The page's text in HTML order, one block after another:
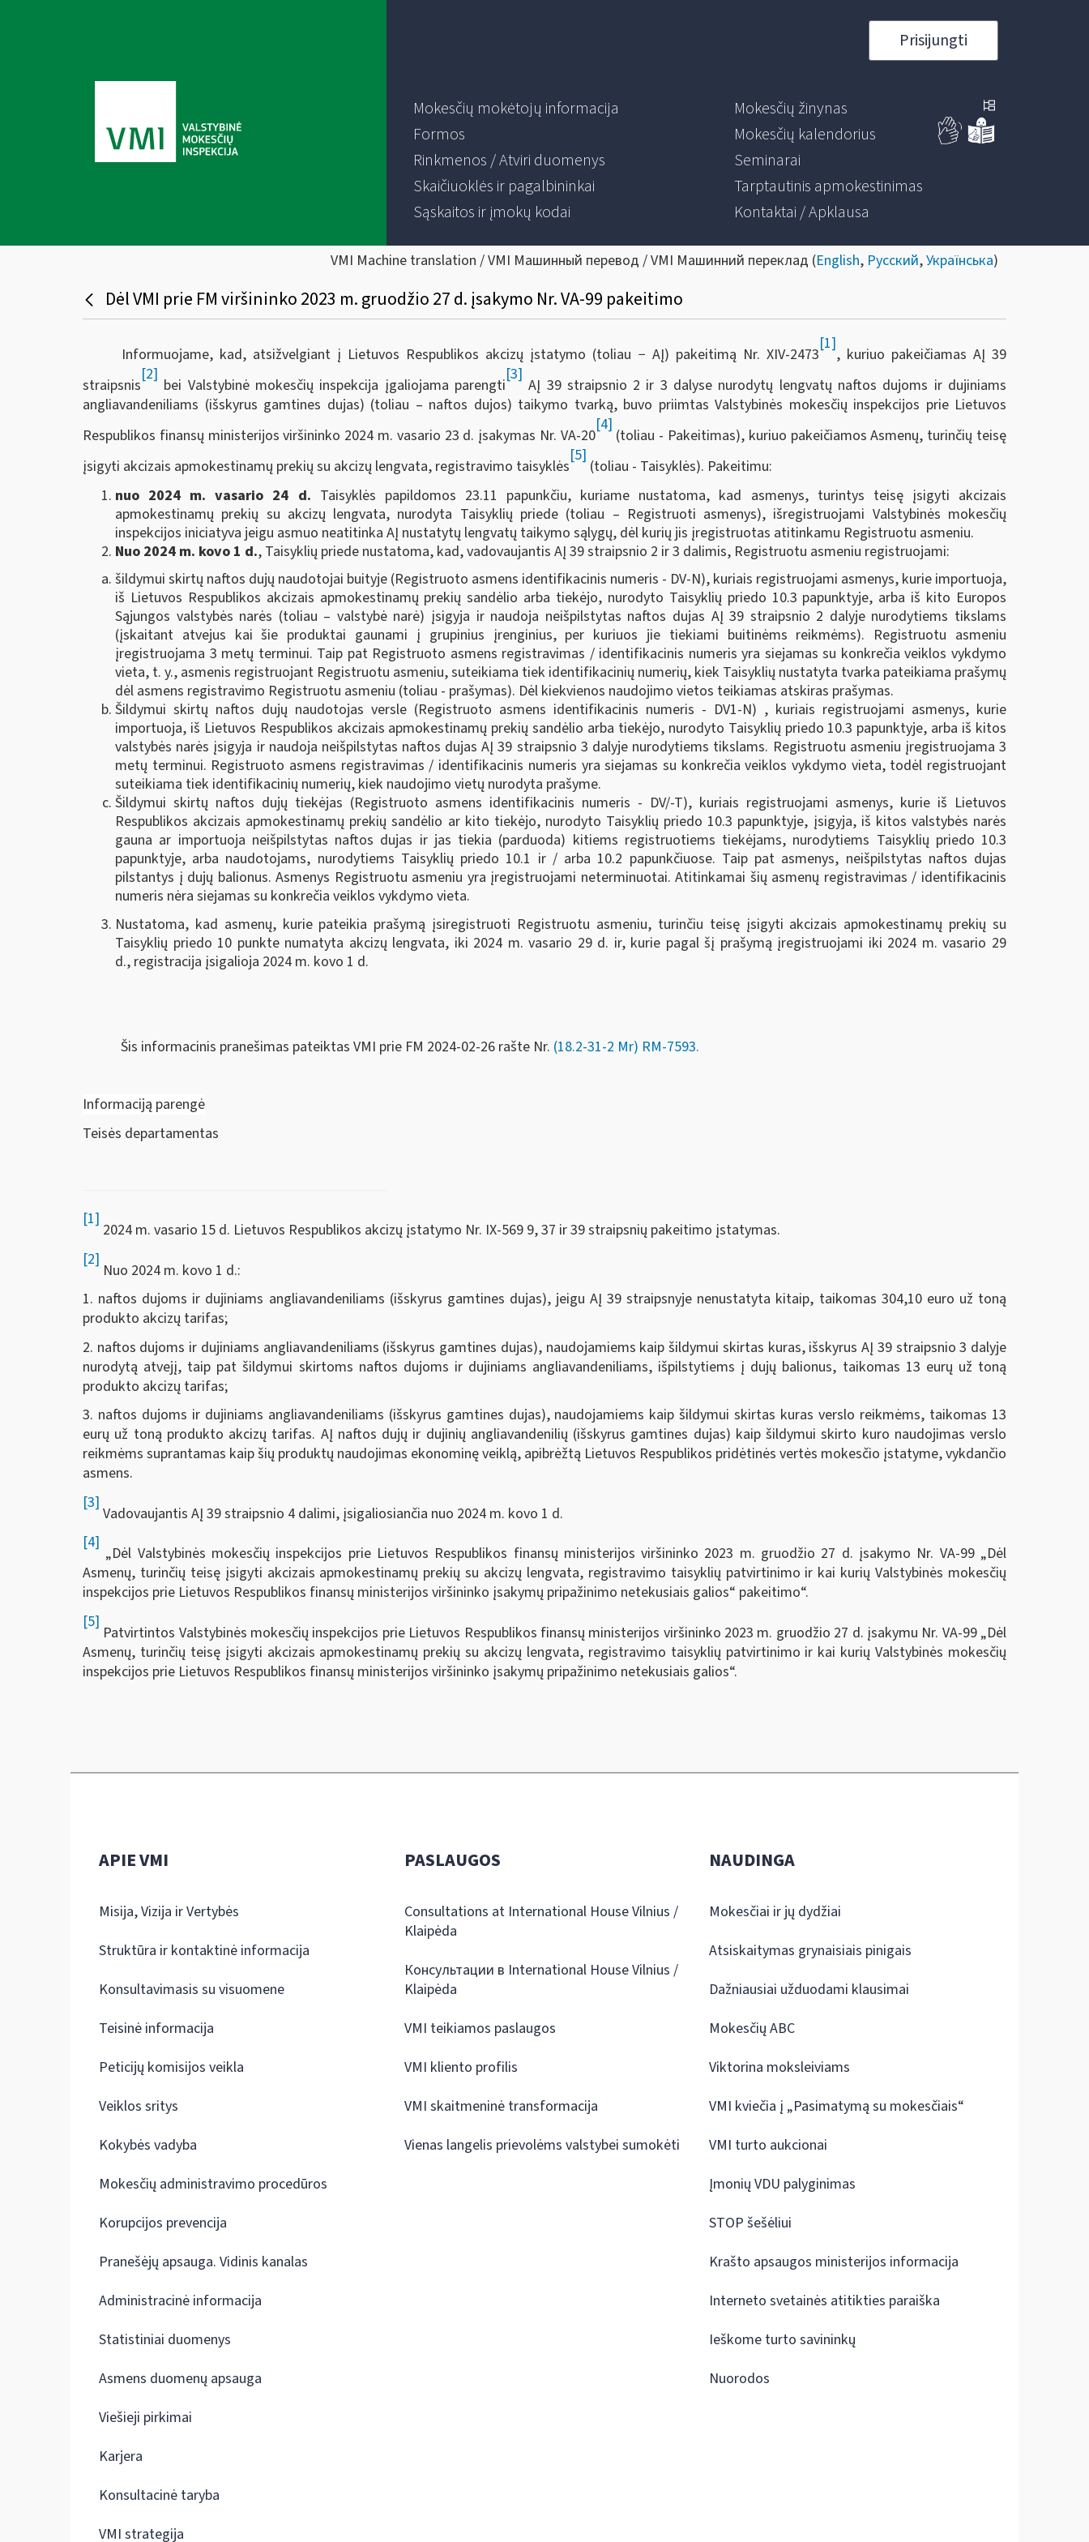
Prisijungti
Mokesčių mokėtojų informacija
Formos
Rinkmenos / Atviri duomenys
Skaičiuoklės ir pagalbininkai
Sąskaitos ir įmokų kodai
Mokesčių žinynas
Mokesčių kalendorius
Seminarai
Tarptautinis apmokestinimas
Kontaktai / Apklausa
VMI Machine translation / VMI Машинный перевод / VMI Машинний переклад (English, Русский,Українська)
Dėl VMI prie FM viršininko 2023 m. gruodžio 27 d. įsakymo Nr. VA-99 pakeitimo
Informuojame, kad, atsižvelgiant į Lietuvos Respublikos akcizų įstatymo (toliau − AĮ) pakeitimą Nr. XIV-2473
[1]
, kuriuo pakeičiamas AĮ 39
straipsnis
[2]
bei Valstybinė mokesčių inspekcija įgaliojama parengti
[3]
AĮ 39 straipsnio 2 ir 3 dalyse nurodytų lengvatų naftos dujoms ir dujiniams
angliavandeniliams (išskyrus gamtines dujas) (toliau – naftos dujos) taikymo tvarką, buvo priimtas Valstybinės mokesčių inspekcijos prie Lietuvos
Respublikos finansų ministerijos viršininko 2024 m. vasario 23 d. įsakymas Nr. VA-20
[4]
(toliau - Pakeitimas), kuriuo pakeičiamos Asmenų, turinčių teisę
įsigyti akcizais apmokestinamų prekių su akcizų lengvata, registravimo taisyklės
[5]
(toliau - Taisyklės). Pakeitimu:
nuo 2024 m. vasario 24 d. Taisyklės papildomos 23.11 papunkčiu, kuriame nustatoma, kad asmenys, turintys teisę įsigyti akcizais
apmokestinamų prekių su akcizų lengvata, nurodyta Taisyklių priede (toliau – Registruoti asmenys), išregistruojami Valstybinės mokesčių
inspekcijos iniciatyva jeigu asmuo neatitinka AĮ nustatytų lengvatų taikymo sąlygų, dėl kurių jis įregistruotas atitinkamu Registruotu asmeniu.
Nuo 2024 m. kovo 1 d., Taisyklių priede nustatoma, kad, vadovaujantis AĮ 39 straipsnio 2 ir 3 dalimis, Registruotu asmeniu registruojami:
šildymui skirtų naftos dujų naudotojai buityje (Registruoto asmens identifikacinis numeris - DV-N), kuriais registruojami asmenys, kurie importuoja,
iš Lietuvos Respublikos akcizais apmokestinamų prekių sandėlio arba tiekėjo, nurodyto Taisyklių priedo 10.3 papunktyje, arba iš kito Europos
Sąjungos valstybės narės (toliau – valstybė narė) įsigyja ir naudoja neišpilstytas naftos dujas AĮ 39 straipsnio 2 dalyje nurodytiems tikslams
(įskaitant atvejus kai šie produktai gaunami į grupinius įrenginius, per kuriuos jie tiekiami buitinėms reikmėms). Registruotu asmeniu
įregistruojama 3 metų terminui. Taip pat Registruoto asmens registravimas / identifikacinis numeris yra siejamas su konkrečia veiklos vykdymo
vieta, t. y., asmenis registruojant Registruotu asmeniu, suteikiama tiek identifikacinių numerių, kiek Taisyklių nustatyta tvarka pateikiama prašymų
dėl asmens registravimo Registruotu asmeniu (toliau - prašymas). Dėl kiekvienos naudojimo vietos teikiamas atskiras prašymas.
Šildymui skirtų naftos dujų naudotojas versle (Registruoto asmens identifikacinis numeris - DV1-N) , kuriais registruojami asmenys, kurie
importuoja, iš Lietuvos Respublikos akcizais apmokestinamų prekių sandėlio arba tiekėjo, nurodyto Taisyklių priedo 10.3 papunktyje, arba iš kitos
valstybės narės įsigyja ir naudoja neišpilstytas naftos dujas AĮ 39 straipsnio 3 dalyje nurodytiems tikslams. Registruotu asmeniu įregistruojama 3
metų terminui. Registruoto asmens registravimas / identifikacinis numeris yra siejamas su konkrečia veiklos vykdymo vieta, todėl registruojant
suteikiama tiek identifikacinių numerių, kiek naudojimo vietų nurodyta prašyme.
Šildymui skirtų naftos dujų tiekėjas (Registruoto asmens identifikacinis numeris - DV/-T), kuriais registruojami asmenys, kurie iš Lietuvos
Respublikos akcizais apmokestinamų prekių sandėlio ar kito tiekėjo, nurodyto Taisyklių priedo 10.3 papunktyje, įsigyja, iš kitos valstybės narės
gauna ar importuoja neišpilstytas naftos dujas ir jas tiekia (parduoda) kitiems registruotiems tiekėjams, nurodytiems Taisyklių priedo 10.3
papunktyje, arba naudotojams, nurodytiems Taisyklių priedo 10.1 ir / arba 10.2 papunkčiuose. Taip pat asmenys, neišpilstytas naftos dujas
pilstantys į dujų balionus. Asmenys Registruotu asmeniu yra įregistruojami neterminuotai. Atitinkamai šių asmenų registravimas / identifikacinis
numeris nėra siejamas su konkrečia veiklos vykdymo vieta.
Nustatoma, kad asmenų, kurie pateikia prašymą įsiregistruoti Registruotu asmeniu, turinčiu teisę įsigyti akcizais apmokestinamų prekių su
Taisyklių priedo 10 punkte numatyta akcizų lengvata, iki 2024 m. vasario 29 d. ir, kurie pagal šį prašymą įregistruojami iki 2024 m. vasario 29
d., registracija įsigalioja 2024 m. kovo 1 d.
Šis informacinis pranešimas pateiktas VMI prie FM 2024-02-26 rašte Nr. (18.2-31-2 Mr) RM-7593.
Informaciją parengė
Teisės departamentas
[1]
2024 m. vasario 15 d. Lietuvos Respublikos akcizų įstatymo Nr. IX-569 9, 37 ir 39 straipsnių pakeitimo įstatymas.
[2]
Nuo 2024 m. kovo 1 d.:
1. naftos dujoms ir dujiniams angliavandeniliams (išskyrus gamtines dujas), jeigu AĮ 39 straipsnyje nenustatyta kitaip, taikomas 304,10 euro už toną
produkto akcizų tarifas;
2. naftos dujoms ir dujiniams angliavandeniliams (išskyrus gamtines dujas), naudojamiems kaip šildymui skirtas kuras, išskyrus AĮ 39 straipsnio 3 dalyje
nurodytą atvejį, taip pat šildymui skirtoms naftos dujoms ir dujiniams angliavandeniliams, išpilstytiems į dujų balionus, taikomas 13 eurų už toną
produkto akcizų tarifas;
3. naftos dujoms ir dujiniams angliavandeniliams (išskyrus gamtines dujas), naudojamiems kaip šildymui skirtas kuras verslo reikmėms, taikomas 13
eurų už toną produkto akcizų tarifas. AĮ naftos dujų ir dujinių angliavandenilių (išskyrus gamtines dujas) kaip šildymui skirto kuro naudojimas verslo
reikmėms suprantamas kaip šių produktų naudojimas ekonominę veiklą, apibrėžtą Lietuvos Respublikos pridėtinės vertės mokesčio įstatyme, vykdančio
asmens.
[3]
Vadovaujantis AĮ 39 straipsnio 4 dalimi, įsigaliosiančia nuo 2024 m. kovo 1 d.
[4]
„Dėl Valstybinės mokesčių inspekcijos prie Lietuvos Respublikos finansų ministerijos viršininko 2023 m. gruodžio 27 d. įsakymo Nr. VA-99 „Dėl
Asmenų, turinčių teisę įsigyti akcizais apmokestinamų prekių su akcizų lengvata, registravimo taisyklių patvirtinimo ir kai kurių Valstybinės mokesčių
inspekcijos prie Lietuvos Respublikos finansų ministerijos viršininko įsakymų pripažinimo netekusiais galios“ pakeitimo“.
[5]
Patvirtintos Valstybinės mokesčių inspekcijos prie Lietuvos Respublikos finansų ministerijos viršininko 2023 m. gruodžio 27 d. įsakymu Nr. VA-99 „Dėl
Asmenų, turinčių teisę įsigyti akcizais apmokestinamų prekių su akcizų lengvata, registravimo taisyklių patvirtinimo ir kai kurių Valstybinės mokesčių
inspekcijos prie Lietuvos Respublikos finansų ministerijos viršininko įsakymų pripažinimo netekusiais galios“.
APIE VMI
Misija, Vizija ir Vertybės
Struktūra ir kontaktinė informacija
Konsultavimasis su visuomene
Teisinė informacija
Peticijų komisijos veikla
Veiklos sritys
Kokybės vadyba
Mokesčių administravimo procedūros
Korupcijos prevencija
Pranešėjų apsauga. Vidinis kanalas
Administracinė informacija
Statistiniai duomenys
Asmens duomenų apsauga
Viešieji pirkimai
Karjera
Konsultacinė taryba
VMI strategija
PASLAUGOS
Consultations at International House Vilnius /
Klaipėda
Консультации в International House Vilnius /
Klaipėda
VMI teikiamos paslaugos
VMI kliento profilis
VMI skaitmeninė transformacija
Vienas langelis prievolėms valstybei sumokėti
NAUDINGA
Mokesčiai ir jų dydžiai
Atsiskaitymas grynaisiais pinigais
Dažniausiai užduodami klausimai
Mokesčių ABC
Viktorina moksleiviams
VMI kviečia į „Pasimatymą su mokesčiais“
VMI turto aukcionai
Įmonių VDU palyginimas
STOP šešėliui
Krašto apsaugos ministerijos informacija
Interneto svetainės atitikties paraiška
Ieškome turto savininkų
Nuorodos